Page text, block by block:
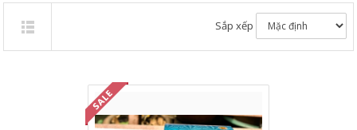
Sắp xếp